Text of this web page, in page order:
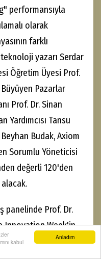
Anladım
kabul
performansıyla
olarak
farklı
yazarı Serdar
Öğretim Üyesi Prof.
Büyüyen Pazarlar
Prof. Dr. Sinan
Yardımcısı Tansu
Budak, Axiom
Sorumlu Yöneticisi
değerli 120'den
panelinde Prof. Dr.
Innovation Week'in
yeniden sahneye